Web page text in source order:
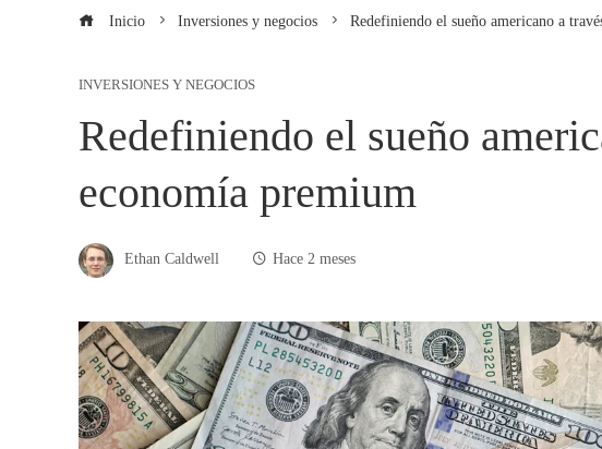
Inicio Inversiones y negocios Redefiniendo el sueño americano a
INVERSIONES Y NEGOCIOS
Redefiniendo el sueño
economía premium
Ethan Caldwell Hace 2 meses